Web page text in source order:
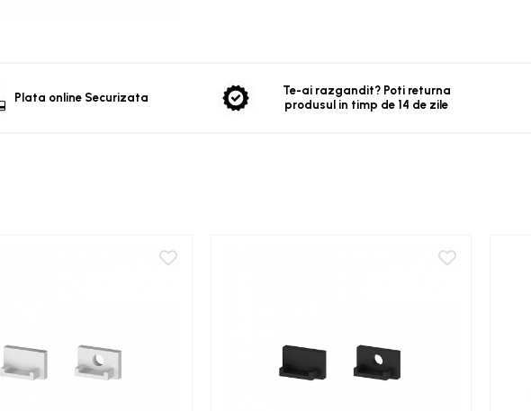
Plata online Securizata
Te-ai razgandit? Poti returna
produsul in timp de 14 de zile